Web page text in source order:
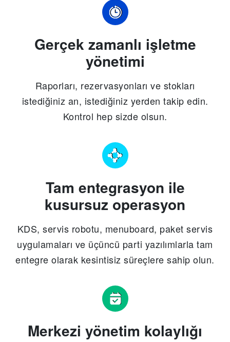
Gerçek zamanlı işletme
yönetimi
Raporları, rezervasyonları ve stokları
istediğiniz an, istediğiniz yerden takip edin.
Kontrol hep sizde olsun.
Tam entegrasyon ile
kusursuz operasyon
KDS, servis robotu, menuboard, paket servis
uygulamaları ve üçüncü parti yazılımlarla tam
entegre olarak kesintisiz süreçlere sahip olun.
Merkezi yönetim kolaylığı